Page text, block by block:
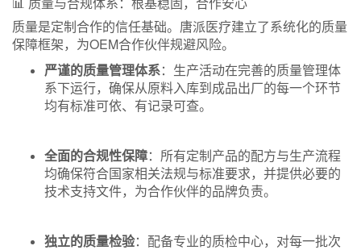
质量是定制合作的信任基础。唐派医疗建立了系统化的质量
保障框架，为OEM合作伙伴规避风险。
严谨的质量管理体系：生产活动在完善的质量管理体
系下运行，确保从原料入库到成品出厂的每一个环节
均有标准可依、有记录可查。
全面的合规性保障：所有定制产品的配方与生产流程
均确保符合国家相关法规与标准要求，并提供必要的
技术支持文件，为合作伙伴的品牌负责。
独立的质量检验：配备专业的质检中心，对每一批次